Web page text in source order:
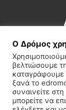
Εγγραφή
Ο Δρόμος
βελτιώσουμε
καταγράφουμε
ξανά το
συναινείτε
μπορείτε να